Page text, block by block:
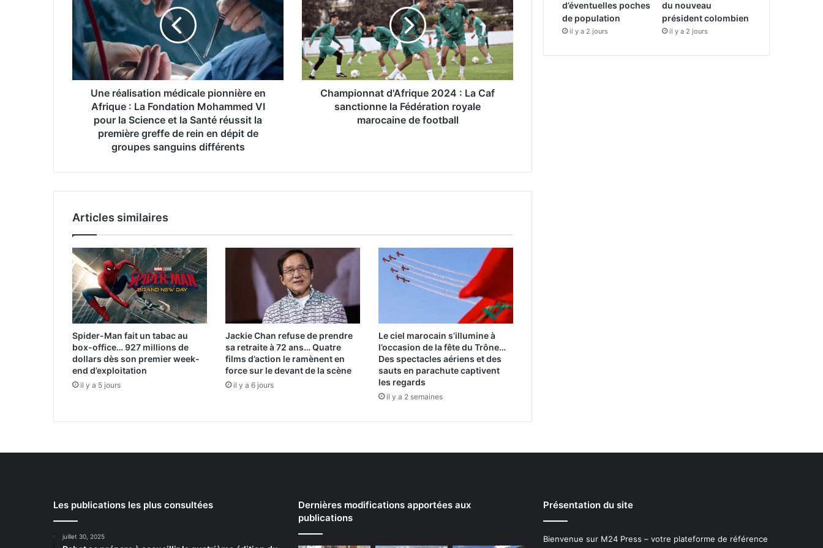
pionnière
Afrique
:
La
Fondation
Mohammed
Science
réussit
première
greffe
rein
en
dépit
de
groupes
sanguins
différents
Une réalisation médicale pionnière en
Afrique : La Fondation Mohammed VI
pour la Science et la Santé réussit la
première greffe de rein en dépit de
groupes sanguins différents
:
La
Caf
sanctionne
la
Fédération
royale
marocaine
Championnat d'Afrique 2024 : La Caf
sanctionne la Fédération royale
marocaine de football
Articles similaires
Spider-Man fait un tabac au
box-office… 927 millions de
dollars dès son premier week-
end d’exploitation
il y a 5 jours
Jackie Chan refuse de prendre
sa retraite à 72 ans… Quatre
films d’action le ramènent en
force sur le devant de la scène
il y a 6 jours
Le ciel marocain s’illumine à
l’occasion de la fête du Trône…
Des spectacles aériens et des
sauts en parachute captivent
les regards
il y a 2 semaines
d’éventuelles poches
de population
il y a 2 jours
du nouveau
président colombien
il y a 2 jours
Les publications les plus consultées
juillet 30, 2025
Dernières modifications apportées aux
publications
Présentation du site
Bienvenue sur M24 Press – votre plateforme de référence